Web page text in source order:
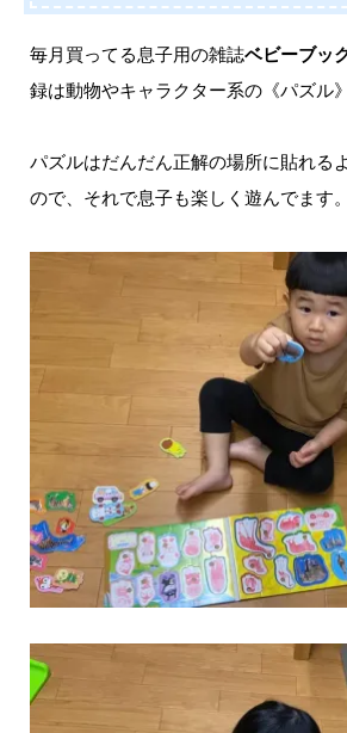
毎月買ってる息子用の雑誌ベビーブッ
録は動物やキャラクター系の《パズル
パズルはだんだん正解の場所に貼れる
ので、それで息子も楽しく遊んでます。